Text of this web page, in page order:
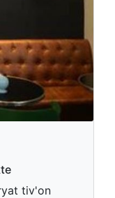
tiv'on